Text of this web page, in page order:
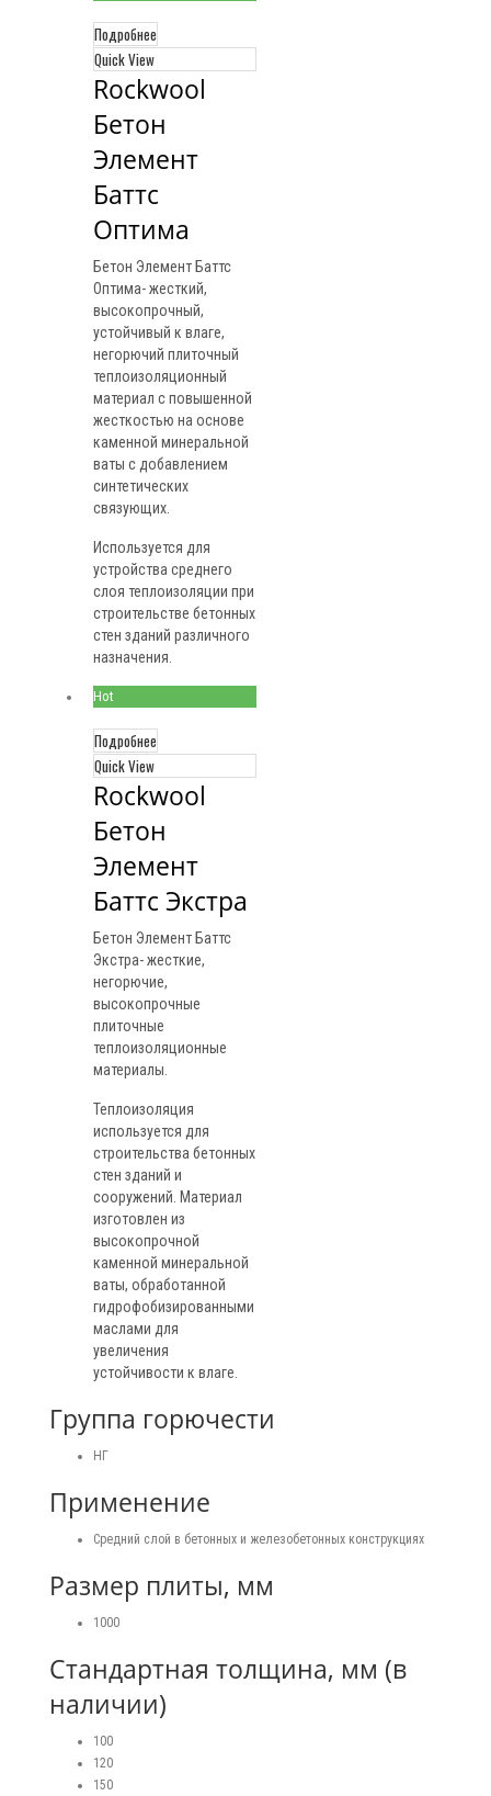
Подробнее
Quick View
Rockwool
Бетон
Элемент
Баттс
Оптима
Бетон Элемент Баттс
Оптима- жесткий,
высокопрочный,
устойчивый к влаге,
негорючий плиточный
теплоизоляционный
материал с повышенной
жесткостью на основе
каменной минеральной
ваты с добавлением
синтетических
связующих.
Используется для
устройства среднего
слоя теплоизоляции при
строительстве бетонных
стен зданий различного
назначения.
Hot
Подробнее
Quick View
Rockwool
Бетон
Элемент
Баттс Экстра
Бетон Элемент Баттс
Экстра- жесткие,
негорючие,
высокопрочные
плиточные
теплоизоляционные
материалы.
Теплоизоляция
используется для
строительства бетонных
стен зданий и
сооружений. Материал
изготовлен из
высокопрочной
каменной минеральной
ваты, обработанной
гидрофобизированными
маслами для
увеличения
устойчивости к влаге.
Группа горючести
НГ
Применение
Средний слой в бетонных и железобетонных конструкциях
Размер плиты, мм
1000
Стандартная толщина, мм (в
наличии)
100
120
150